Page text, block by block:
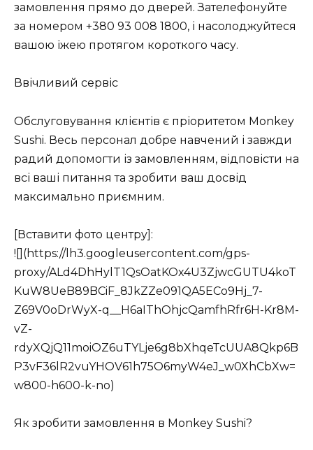
замовлення прямо до дверей. Зателефонуйте
за номером +380 93 008 1800, і насолоджуйтеся
вашою їжею протягом короткого часу.
Ввічливий сервіс
Обслуговування клієнтів є пріоритетом Monkey
Sushi. Весь персонал добре навчений і завжди
радий допомогти із замовленням, відповісти на
всі ваші питання та зробити ваш досвід
максимально приємним.
[Вставити фото центру]:
![](https://lh3.googleusercontent.com/gps-
proxy/ALd4DhHylT1QsOatKOx4U3ZjwcGUTU4koT
KuW8UeB89BCiF_8JkZZe091QA5ECo9Hj_7-
Z69V0oDrWyX-q__H6aIThOhjcQamfhRfr6H-Kr8M-
vZ-
rdyXQjQ11moiOZ6uTYLje6g8bXhqeTcUUA8Qkp6B
P3vF36lR2vuYHOV61h75O6myW4eJ_w0XhCbXw=
w800-h600-k-no)
Як зробити замовлення в Monkey Sushi?